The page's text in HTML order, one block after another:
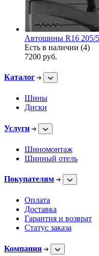
Автошины R16 205/
Есть в наличии (4)
7200 руб.
Каталог
Шины
Диски
Услуги
Шиномонтаж
Шинный отель
Покупателям
Оплата
Доставка
Гарантия и возврат
Статус заказа
Компания